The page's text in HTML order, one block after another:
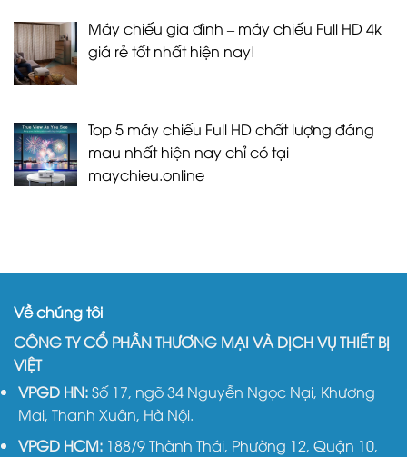
Máy chiếu gia đình – máy chiếu Full HD 4k
giá rẻ tốt nhất hiện nay!
Top 5 máy chiếu Full HD chất lượng đáng
mau nhất hiện nay chỉ có tại
maychieu.online
Về chúng tôi
CÔNG TY CỔ PHẦN THƯƠNG MẠI VÀ DỊCH VỤ THIẾT BỊ
VIỆT
VPGD HN:Số 17, ngõ 34 Nguyễn Ngọc Nại, Khương
Mai, Thanh Xuân, Hà Nội.
VPGD HCM: 188/9 Thành Thái, Phường 12, Quận 10,